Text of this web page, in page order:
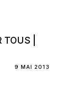
|
9 MAI 2013